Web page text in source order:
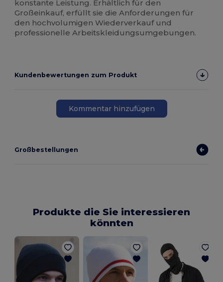
konstante Leistung. Erhältlich für den
Großeinkauf, erfüllt sie die Anforderungen für
den hochvolumigen Wiederverkauf und
professionelle Arbeitskleidungsumgebungen.
Kundenbewertungen zum Produkt
Kommentar hinzufügen
Großbestellungen
Produkte die Sie interessieren
könnten